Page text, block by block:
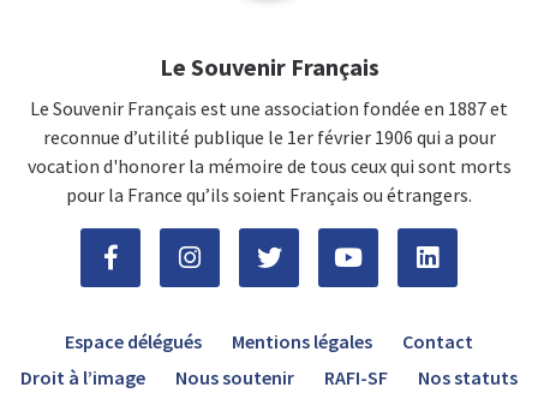
Le Souvenir Français
Le Souvenir Français est une association fondée en 1887 et
reconnue d’utilité publique le 1er février 1906 qui a pour
vocation d'honorer la mémoire de tous ceux qui sont morts
pour la France qu’ils soient Français ou étrangers.
Espace délégués Mentions légales
Contact
Droit à l’image
Nous soutenir RAFI-SF Nos statuts